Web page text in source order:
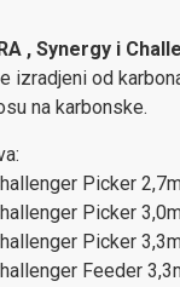
, Synergy i
izradjeni od
na karbonske.
Picker
Picker
Picker
Feeder